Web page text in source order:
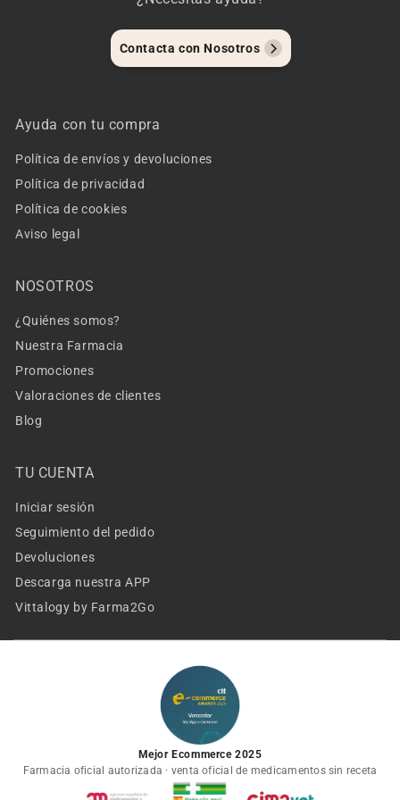
Contacta con Nosotros
Ayuda con tu compra
Política de envíos y devoluciones
Política de privacidad
Política de cookies
Aviso legal
NOSOTROS
¿Quiénes somos?
Nuestra Farmacia
Promociones
Valoraciones de clientes
Blog
TU CUENTA
Iniciar sesión
Seguimiento del pedido
Devoluciones
Descarga nuestra APP
Vittalogy by Farma2Go
Mejor Ecommerce 2025
Farmacia oficial autorizada · venta oficial de medicamentos sin receta